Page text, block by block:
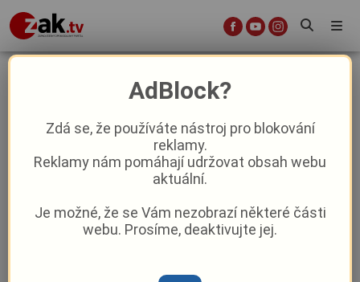
Místo márnice moderní základna i s
posilovnou. Sušičtí záchranáři
opustí těsný podnájem
Aktuality Z kraje
Anna Raková –19. 5. 14:06
AdBlock?
Zdá se, že používáte nástroj pro blokování
reklamy.
Reklamy nám pomáhají udržovat obsah webu
aktuální.
Je možné, že se Vám nezobrazí některé části
webu. Prosíme, deaktivujte jej.